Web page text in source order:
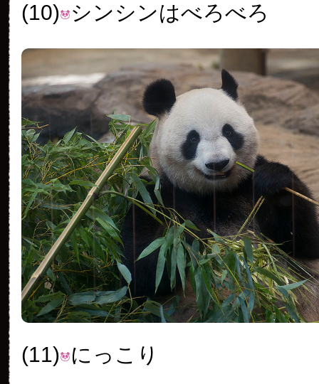
(10) シンシンはべろべろ
(11) にっこり